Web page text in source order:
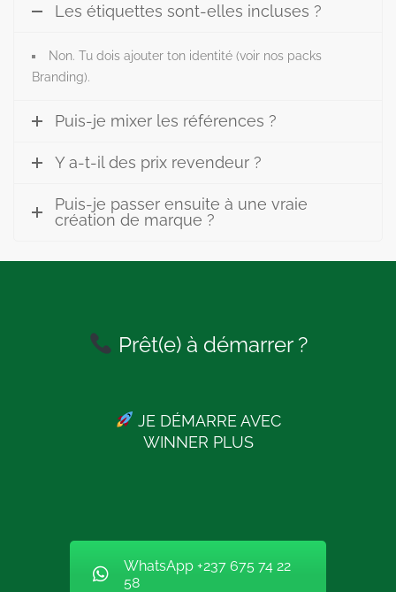
Les étiquettes sont-elles incluses ?
Non. Tu dois ajouter ton identité (voir nos packs
Branding).
Puis-je mixer les références ?
Y a-t-il des prix revendeur ?
Puis-je passer ensuite à une vraie
création de marque ?
Prêt(e) à démarrer ?
JE DÉMARRE AVEC
WINNER PLUS
WhatsApp +237 675 74 22
58